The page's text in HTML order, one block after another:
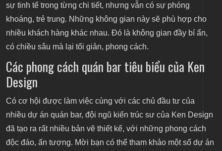
sự tinh tế trong từng chi tiết, nhưng vẫn có sự phóng
khoáng, trẻ trung. Những không gian này sẽ phù hợp cho
nhiều khách hàng khác nhau. Đó là không gian đầy bí ẩn,
có chiều sâu mà lại tối giản, phong cách.
Các phong cách quán bar tiêu biểu của Ken
Design
Có cơ hội được làm việc cùng với các chủ đầu tư của
nhiều dự án quán bar, đội ngũ kiến trúc sư của Ken Design
đã tạo ra rất nhiều bản vẽ thiết kế, với những phong cách
độc đáo, ấn tượng. Mời bạn có thể tham khảo một số dự án